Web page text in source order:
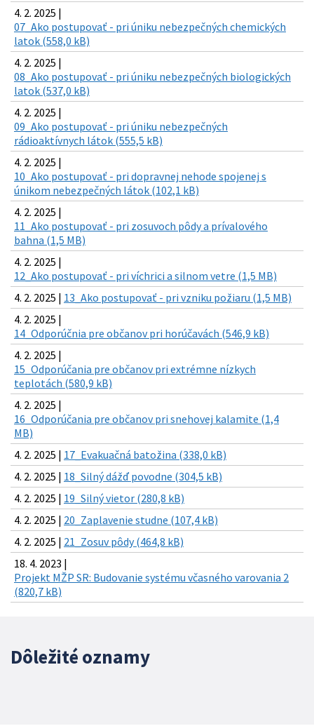
4. 2. 2025 |
07_Ako postupovať - pri úniku nebezpečných chemických
latok (558,0 kB)
4. 2. 2025 |
08_Ako postupovať - pri úniku nebezpečných biologických
latok (537,0 kB)
4. 2. 2025 |
09_Ako postupovať - pri úniku nebezpečných
rádioaktívnych látok (555,5 kB)
4. 2. 2025 |
10_Ako postupovať - pri dopravnej nehode spojenej s
únikom nebezpečných látok (102,1 kB)
4. 2. 2025 |
11_Ako postupovať - pri zosuvoch pôdy a prívalového
bahna (1,5 MB)
4. 2. 2025 |
12_Ako postupovať - pri víchrici a silnom vetre (1,5 MB)
4. 2. 2025 | 13_Ako postupovať - pri vzniku požiaru (1,5 MB)
4. 2. 2025 |
14_Odporúčnia pre občanov pri horúčavách (546,9 kB)
4. 2. 2025 |
15_Odporúčania pre občanov pri extrémne nízkych
teplotách (580,9 kB)
4. 2. 2025 |
16_Odporúčania pre občanov pri snehovej kalamite (1,4
MB)
4. 2. 2025 | 17_Evakuačná batožina (338,0 kB)
4. 2. 2025 | 18_Silný dážď povodne (304,5 kB)
4. 2. 2025 | 19_Silný vietor (280,8 kB)
4. 2. 2025 | 20_Zaplavenie studne (107,4 kB)
4. 2. 2025 | 21_Zosuv pôdy (464,8 kB)
18. 4. 2023 |
Projekt MŽP SR: Budovanie systému včasného varovania 2
(820,7 kB)
Dôležité oznamy